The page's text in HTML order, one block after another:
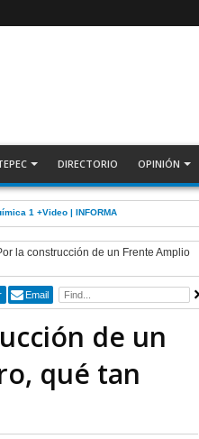
DIRECTORIO OPINIÓN
de Casa Nueva +Video | INFORMA
la construcción de un Frente Amplio
Email
de un
qué tan